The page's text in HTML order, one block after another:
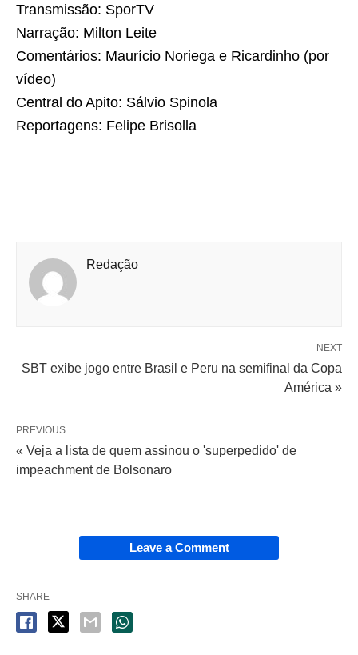
Transmissão: SporTV
Narração: Milton Leite
Comentários: Maurício Noriega e Ricardinho (por
vídeo)
Central do Apito: Sálvio Spinola
Reportagens: Felipe Brisolla
Redação
NEXT
SBT exibe jogo entre Brasil e Peru na semifinal da Copa
América »
PREVIOUS
« Veja a lista de quem assinou o 'superpedido' de
impeachment de Bolsonaro
Leave a Comment
SHARE